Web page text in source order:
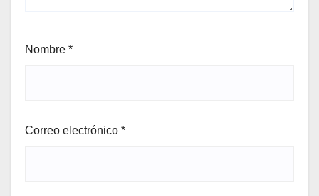
Nombre *
Correo electrónico *